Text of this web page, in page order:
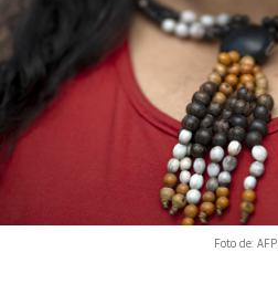
Foto de: AFP